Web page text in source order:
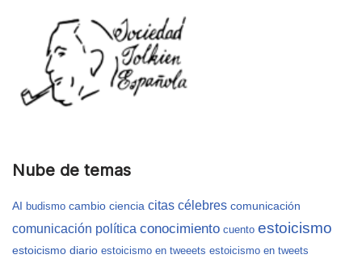
Nube de temas
AI budismo cambio ciencia citas célebres comunicación
comunicación política conocimiento cuento estoicismo
estoicismo diario estoicismo en tweeets estoicismo en tweets